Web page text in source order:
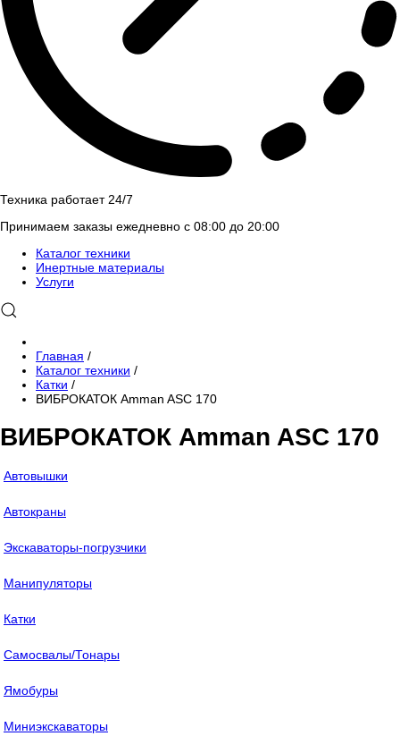
Техника работает 24/7
Принимаем заказы ежедневно с 08:00 до 20:00
Каталог техники
Инертные материалы
Услуги
Главная /
Каталог техники /
Катки /
ВИБРОКАТОК Amman ASC 170
ВИБРОКАТОК Amman ASC 170
Автовышки
Автокраны
Экскаваторы-погрузчики
Манипуляторы
Катки
Самосвалы/Тонары
Ямобуры
Миниэкскаваторы